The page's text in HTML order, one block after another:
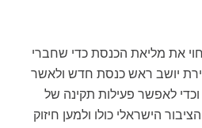
את מליאת הכנסת כדי שחברי
יושב ראש כנסת חדש ולאשר
לאפשר פעילות תקינה של
הישראלי כולו ולמען חיזוק